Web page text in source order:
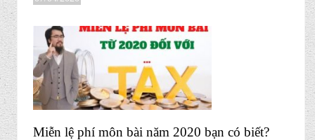
Miễn lệ phí môn bài năm 2020 bạn có biết?